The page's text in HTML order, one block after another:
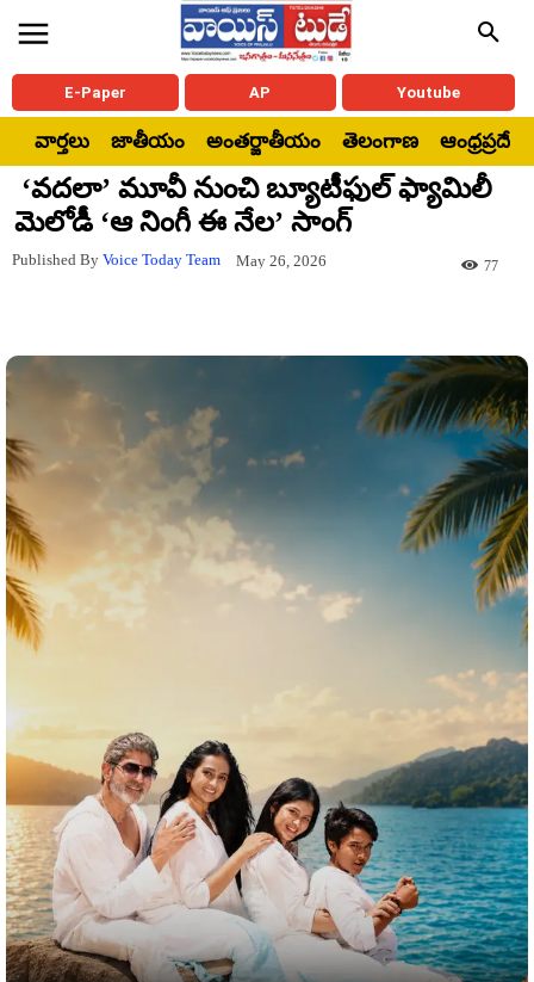
E-Paper AP Youtube
వార్తలు జాతీయం అంతర్జాతీయం తెలంగాణ ఆంధ్రప్రదేశ్
‘వదలా’ మూవీ నుంచి బ్యూటీఫుల్ ఫ్యామిలీ
మెలోడీ ‘ఆ నింగీ ఈ నేల’ సాంగ్
Published By Voice Today Team May 26, 2026 77